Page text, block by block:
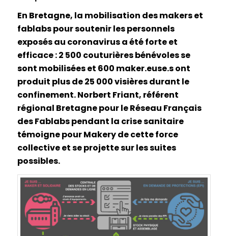
En Bretagne, la mobilisation des makers et
fablabs pour soutenir les personnels
exposés au coronavirus a été forte et
efficace : 2 500 couturières bénévoles se
sont mobilisées et 600 maker.euse.s ont
produit plus de 25 000 visières durant le
confinement. Norbert Friant, référent
régional Bretagne pour le Réseau Français
des Fablabs pendant la crise sanitaire
témoigne pour Makery de cette force
collective et se projette sur les suites
possibles.